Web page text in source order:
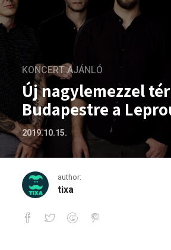
KONCERT AJÁNLÓ
Új nagylemezzel
Budapestre a
2019.10.15.
author:
tixa